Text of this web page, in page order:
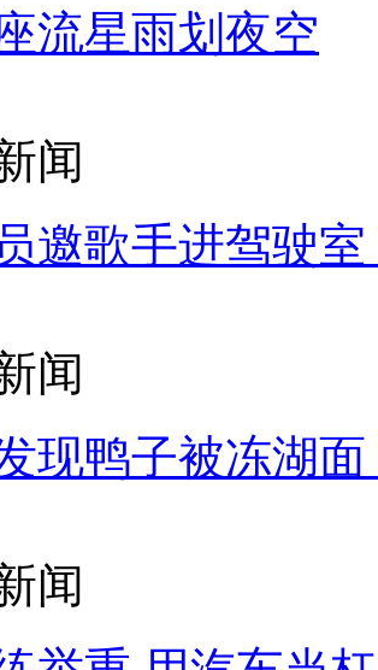
流星雨划夜空
闻
邀歌手进驾驶
闻
现鸭子被冻湖
闻